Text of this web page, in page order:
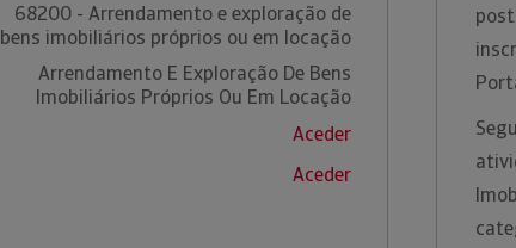
68200 - Arrendamento e exploração de
bens imobiliários próprios ou em locação
Arrendamento E Exploração De Bens
Imobiliários Próprios Ou Em Locação
Aceder
Aceder